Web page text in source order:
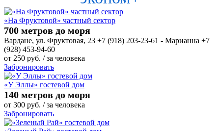
«На Фруктовой» частный сектор
700 метров до моря
Вардане, ул. Фруктовая, 23 +7 (918) 203-23-61 - Марианна +7
(928) 453-94-60
от 250 руб. / за человека
Забронировать
«У Эллы» гостевой дом
140 метров до моря
от 300 руб. / за человека
Забронировать